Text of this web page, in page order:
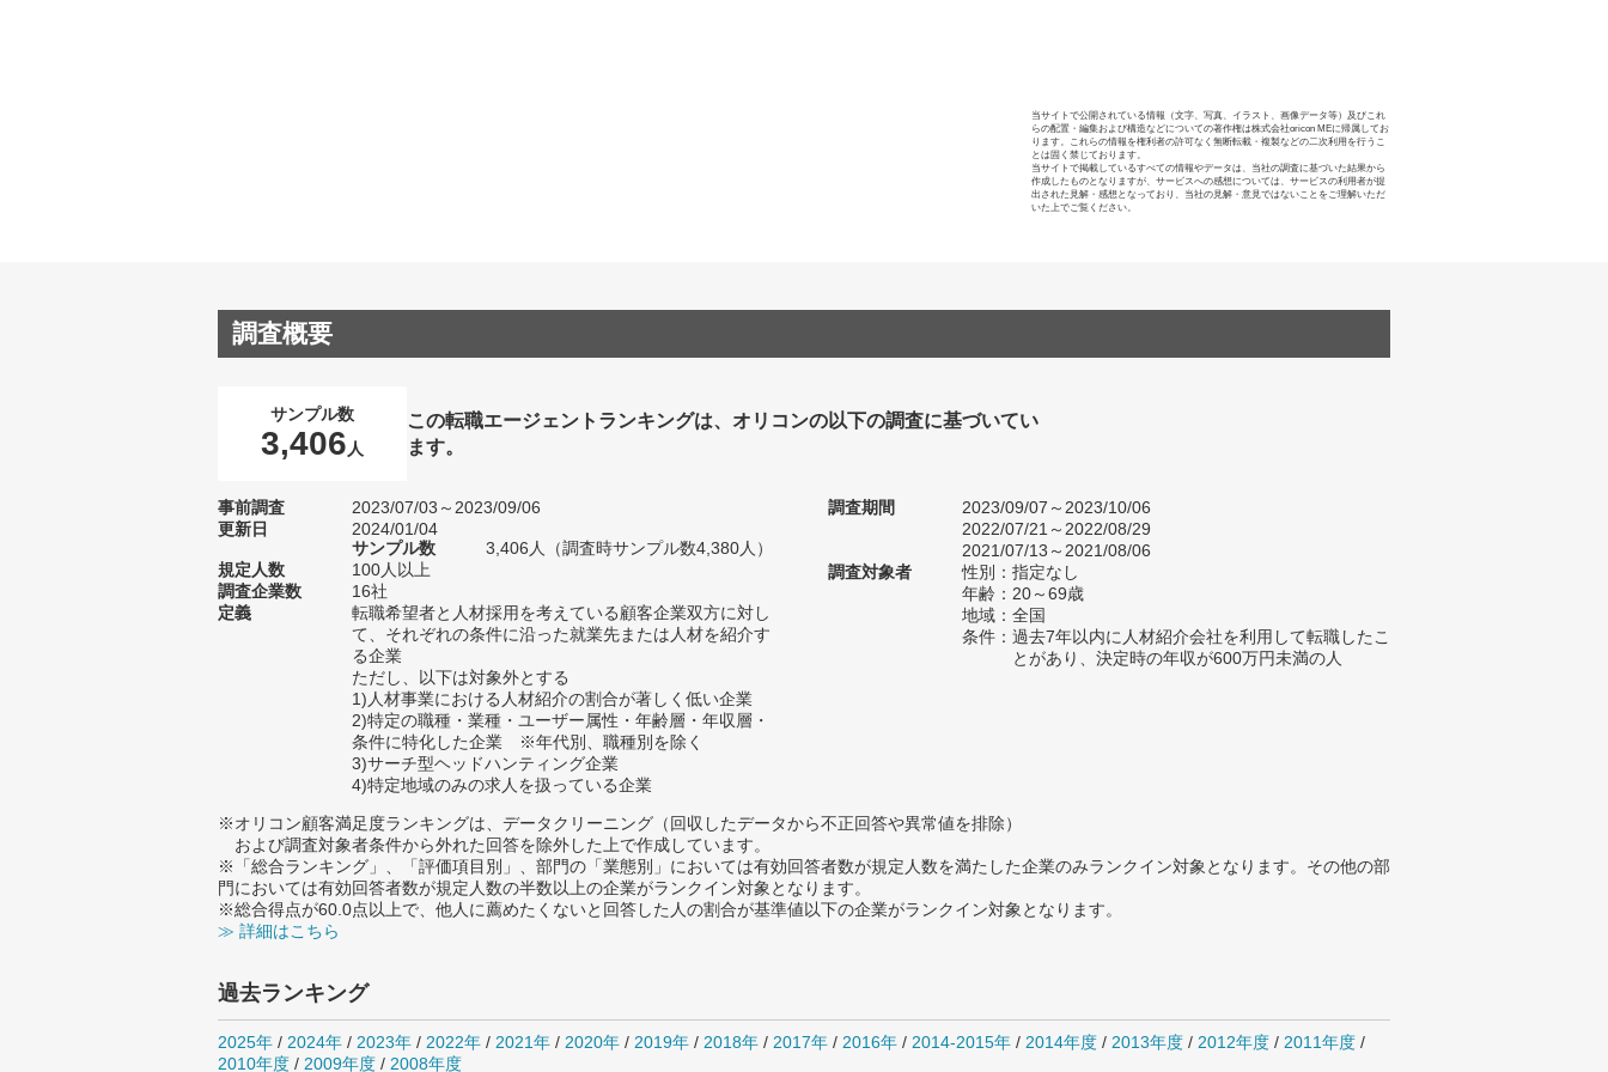
当サイトで公開されている情報（文字、写真、イラスト、画像データ等）及びこれ
らの配置・編集および構造などについての著作権は株式会社oricon MEに帰属してお
ります。これらの情報を権利者の許可なく無断転載・複製などの二次利用を行うこ
とは固く禁じております。
当サイトで掲載しているすべての情報やデータは、当社の調査に基づいた結果から
作成したものとなりますが、サービスへの感想については、サービスの利用者が提
出された見解・感想となっており、当社の見解・意見ではないことをご理解いただ
いた上でご覧ください。
調査概要
サンプル数
3,406 人
この転職エージェントランキングは、オリコンの以下の調査に基づいてい
ます。
事前調査
2023/07/03～2023/09/06
更新日
2024/01/04
サンプル数
3,406人（調査時サンプル数4,380人）
規定人数
100人以上
調査企業数
16社
定義
転職希望者と人材採用を考えている顧客企業双方に対し
て、それぞれの条件に沿った就業先または人材を紹介す
る企業
ただし、以下は対象外とする
1)人材事業における人材紹介の割合が著しく低い企業
2)特定の職種・業種・ユーザー属性・年齢層・年収層・
条件に特化した企業 ※年代別、職種別を除く
3)サーチ型ヘッドハンティング企業
4)特定地域のみの求人を扱っている企業
調査期間
2023/09/07～2023/10/06
2022/07/21～2022/08/29
2021/07/13～2021/08/06
調査対象者
性別：指定なし
年齢：20～69歳
地域：全国
条件：過去7年以内に人材紹介会社を利用して転職したこ
とがあり、決定時の年収が600万円未満の人
※オリコン顧客満足度ランキングは、データクリーニング（回収したデータから不正回答や異常値を排除）
および調査対象者条件から外れた回答を除外した上で作成しています。
※「総合ランキング」、「評価項目別」、部門の「業態別」においては有効回答者数が規定人数を満たした企業のみランクイン対象となります。その他の部
門においては有効回答者数が規定人数の半数以上の企業がランクイン対象となります。
※総合得点が60.0点以上で、他人に薦めたくないと回答した人の割合が基準値以下の企業がランクイン対象となります。
≫ 詳細はこちら
過去ランキング
2025年 / 2024年 / 2023年 / 2022年 / 2021年 / 2020年 / 2019年 / 2018年 / 2017年 / 2016年 / 2014-2015年 / 2014年度 / 2013年度 / 2012年度 / 2011年度 /
2010年度 / 2009年度 / 2008年度